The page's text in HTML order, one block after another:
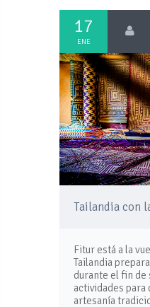
17
ENE
Tailandia con
Fitur está a la
Tailandia
durante el fin de
actividades para
artesanía